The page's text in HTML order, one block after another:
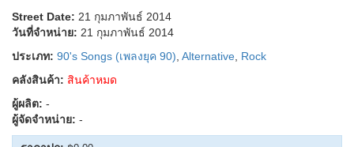
Street Date: 21 กุมภาพันธ์ 2014
วันที่จำหน่าย: 21 กุมภาพันธ์ 2014
ประเภท: 90's Songs (เพลงยุค 90) Alternative Rock
คลังสินค้า: สินค้าหมด
ผู้ผลิต: -
ผู้จัดจำหน่าย: -